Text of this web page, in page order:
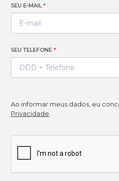
SEU E-MAIL*
SEU TELEFONE*
Ao informar meus dados, eu
Privacidade